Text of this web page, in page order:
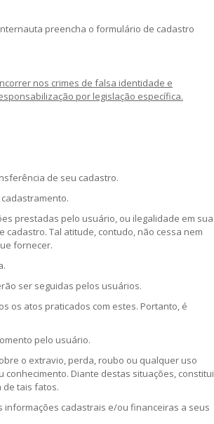
preencha o formulário de cadastro
nos crimes de falsa identidade e
por legislação específica.
de seu cadastro.
prestadas pelo usuário, ou ilegalidade em sua
Tal atitude, contudo, não cessa nem
fornecer.
ser seguidas pelos usuários.
os atos praticados com estes. Portanto, é
pelo usuário.
o extravio, perda, roubo ou qualquer uso
Diante destas situações, constitui
de tais fatos.
informações cadastrais e/ou financeiras a seus